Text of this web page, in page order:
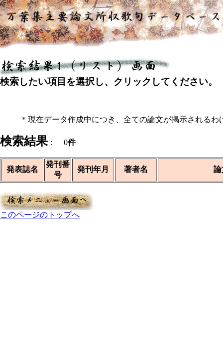
検索したい項目を選択し、クリックしてください。
＊現在データ作成中につき、全ての論文が掲示されるわ
検索結果 ： 0件
発表誌名
発刊番
号
発刊年月 著者名 論
このページのトップへ